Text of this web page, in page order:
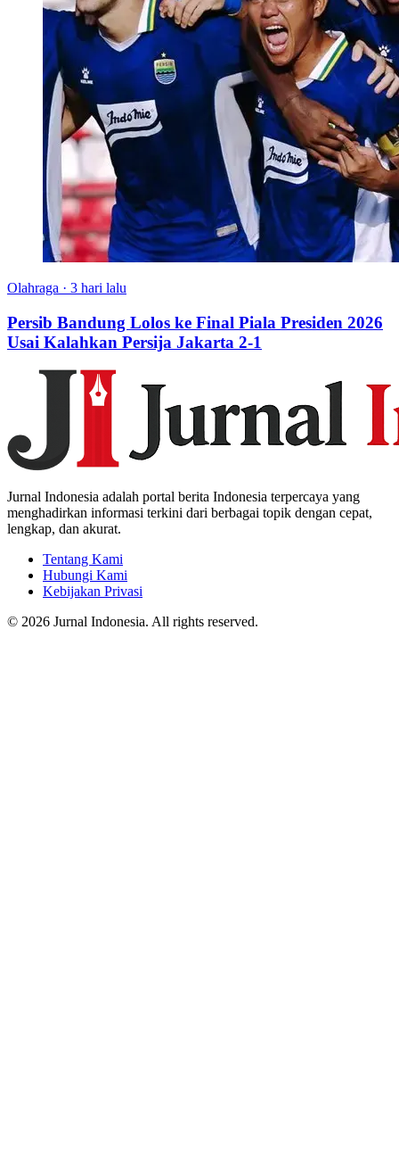
Olahraga · 3 hari lalu
Persib Bandung Lolos ke Final Piala Presiden 2026
Usai Kalahkan Persija Jakarta 2-1
Jurnal Indonesia adalah portal berita Indonesia terpercaya yang
menghadirkan informasi terkini dari berbagai topik dengan cepat,
lengkap, dan akurat.
Tentang Kami
Hubungi Kami
Kebijakan Privasi
© 2026 Jurnal Indonesia. All rights reserved.